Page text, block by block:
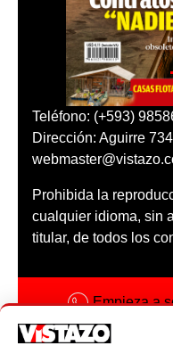
Teléfono: (+593)
Dirección: Aguirre
Prohibida la
cualquier idioma, sin
titular, de todos los
Empieza a